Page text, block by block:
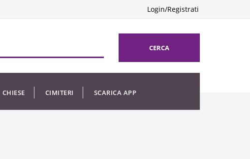
Login/Registrati
CERCA
CHIESE CIMITERI SCARICA APP